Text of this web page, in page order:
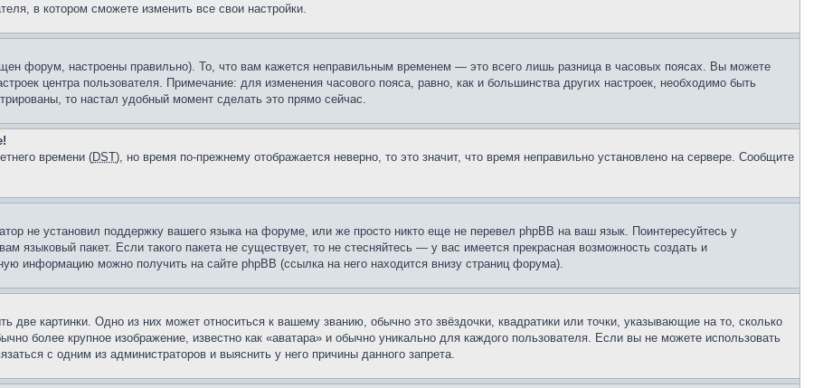
в котором сможете изменить все свои настройки.
форум, настроены правильно). То, что вам кажется неправильным временем — это всего лишь разница в часовых поясах. Вы можете
центра пользователя. Примечание: для изменения часового пояса, равно, как и большинства других настроек, необходимо быть
то настал удобный момент сделать это прямо сейчас.
времени (DST), но время по-прежнему отображается неверно, то это значит, что время неправильно установлено на сервере. Сообщите
не установил поддержку вашего языка на форуме, или же просто никто еще не перевел phpBB на ваш язык. Поинтересуйтесь у
языковый пакет. Если такого пакета не существует, то не стесняйтесь — у вас имеется прекрасная возможность создать и
информацию можно получить на сайте phpBB (ссылка на него находится внизу страниц форума).
две картинки. Одно из них может относиться к вашему званию, обычно это звёздочки, квадратики или точки, указывающие на то, сколько
более крупное изображение, известно как «аватара» и обычно уникально для каждого пользователя. Если вы не можете использовать
с одним из администраторов и выяснить у него причины данного запрета.